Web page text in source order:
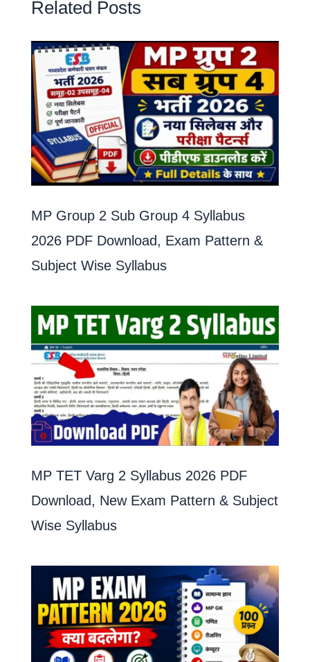
Related Posts
MP Group 2 Sub Group 4 Syllabus
2026 PDF Download, Exam Pattern &
Subject Wise Syllabus
MP TET Varg 2 Syllabus 2026 PDF
Download, New Exam Pattern & Subject
Wise Syllabus